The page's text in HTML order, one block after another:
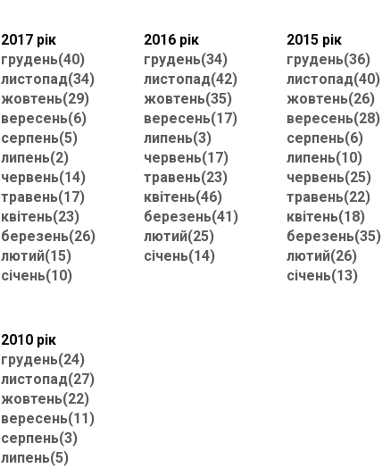
2017 рік
грудень(40)
листопад(34)
жовтень(29)
вересень(6)
серпень(5)
липень(2)
червень(14)
травень(17)
квітень(23)
березень(26)
лютий(15)
січень(10)
2016 рік
грудень(34)
листопад(42)
жовтень(35)
вересень(17)
липень(3)
червень(17)
травень(23)
квітень(46)
березень(41)
лютий(25)
січень(14)
2015 рік
грудень(36)
листопад(40)
жовтень(26)
вересень(28)
серпень(6)
липень(10)
червень(25)
травень(22)
квітень(18)
березень(35)
лютий(26)
січень(13)
2010 рік
грудень(24)
листопад(27)
жовтень(22)
вересень(11)
серпень(3)
липень(5)